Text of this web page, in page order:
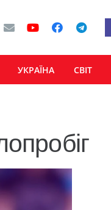
УКРАЇНА СВІТ